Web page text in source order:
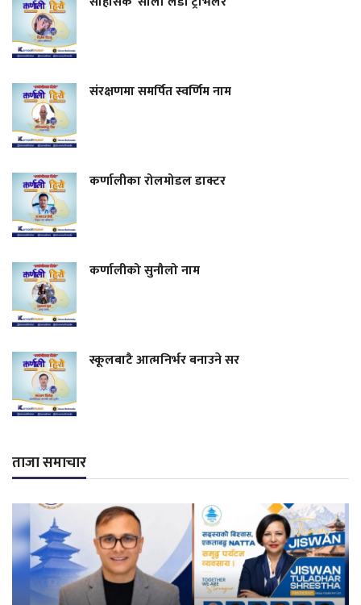
संरक्षणमा समर्पित स्वर्णिम नाम
कर्णालीका रोलमोडल डाक्टर
कर्णालीको सुनौलो नाम
स्कूलबाटै आत्मनिर्भर बनाउने सर
ताजा समाचार